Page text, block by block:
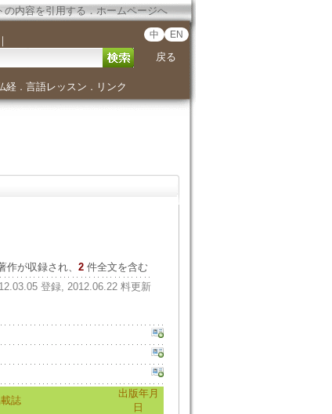
の内容を引用する．ホームページへ
｜ 中 EN
戻る
経． 言語レッスン ． リンク
作が収録され、 2件全文を含む
登録, 2012.06.22 料更新
誌
出版年月
日